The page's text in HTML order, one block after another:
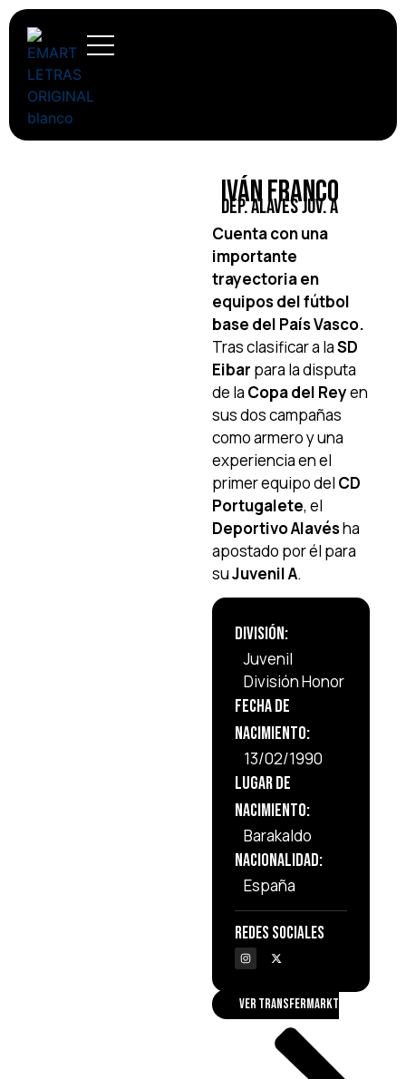
Iván Franco
Dep. Alavés Juv. A
Cuenta con una
importante
trayectoria en
equipos del fútbol
base del País Vasco.
Tras clasificar a laSD
Eibar para la disputa
de la Copa del Reyen
sus dos campañas
como armero y una
experiencia en el
primer equipo del CD
Portugalete, el
Deportivo Alavésha
apostado por él para
suJuvenil A.
División:
Juvenil
División Honor
Fecha de
Nacimiento:
13/02/1990
Lugar de
Nacimiento:
Barakaldo
Nacionalidad:
España
Redes Sociales
VER TRANSFERMARKT